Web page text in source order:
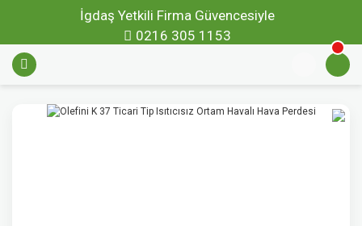
İgdaş Yetkili Firma Güvencesiyle
0216 305 1153